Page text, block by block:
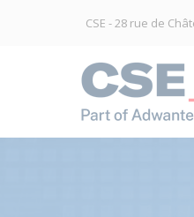
CSE - 28 rue de